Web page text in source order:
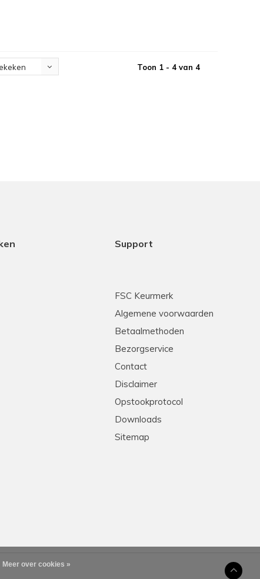
Toon 1 - 4 van 4
Support
FSC Keurmerk
Algemene voorwaarden
Betaalmethoden
Bezorgservice
Contact
Disclaimer
Opstookprotocol
Downloads
Sitemap
Meer over cookies »